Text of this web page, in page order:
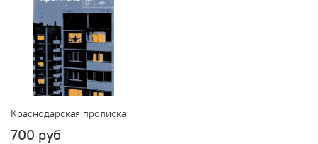
Краснодарская прописка
700 руб